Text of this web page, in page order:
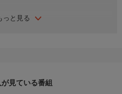
っと見る
・錦之助)の松の君、進之介の竹の
見ている番組